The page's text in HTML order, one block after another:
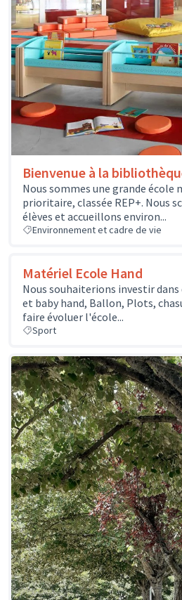
Bienvenue à la
Nous sommes une grande
prioritaire, classée REP+. Nous
élèves et accueillons environ...
Environnement et cadre de vie
Matériel Ecole Hand
Nous souhaiterions investir
et baby hand, Ballon, Plots,
faire évoluer l'école...
Sport